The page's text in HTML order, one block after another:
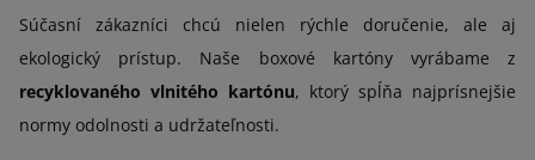
Súčasní zákazníci chcú nielen rýchle doručenie, ale aj
ekologický prístup. Naše boxové kartóny vyrábame z
recyklovaného vlnitého kartónu, ktorý spĺňa najprísnejšie
normy odolnosti a udržateľnosti.